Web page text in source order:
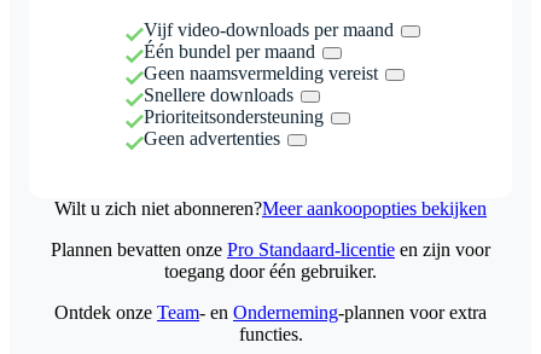
Vijf video-downloads per maand
Één bundel per maand
Geen naamsvermelding vereist
Snellere downloads
Prioriteitsondersteuning
Geen advertenties
Wilt u zich niet abonneren?Meer aankoopopties bekijken
Plannen bevatten onze Pro Standaard-licentie en zijn voor
toegang door één gebruiker.
Ontdek onze Team- en Onderneming-plannen voor extra
functies.